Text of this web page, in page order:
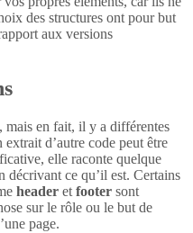
des structures ont pour but
aux versions
en fait, il y a différentes
d’autre code peut être
elle raconte quelque
décrivant ce qu’il est. Certains
header et footer sont
sur le rôle ou le but de
page.